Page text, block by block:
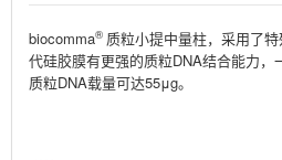
biocomma® 质粒小提中量柱，采用了
代硅胶膜有更强的质粒DNA结合能力，
质粒DNA载量可达55μg。